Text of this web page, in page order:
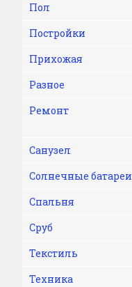
Пол
Постройки
Прихожая
Разное
Ремонт
Санузел
Солнечные батареи
Спальня
Сруб
Текстиль
Техника